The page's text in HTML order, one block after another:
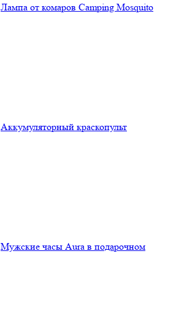
Лампа от комаров Camping Mosquito
Аккумуляторный краскопульт
Мужские часы Aura в подарочном